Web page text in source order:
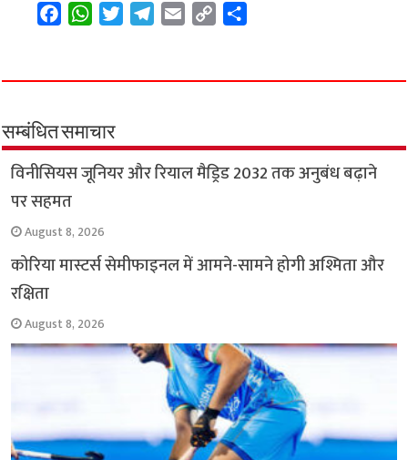
e
o
o
k
W
t
A
p
p
t
r
e
a
m
i
y
n
k
r
सम्बंधित समाचार
विनीसियस जूनियर और रियाल मैड्रिड 2032 तक अनुबंध बढ़ाने
पर सहमत
August 8, 2026
कोरिया मास्टर्स सेमीफाइनल में आमने-सामने होगी अश्मिता और
रक्षिता
August 8, 2026